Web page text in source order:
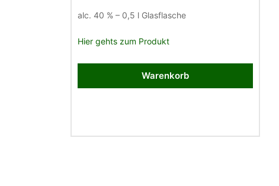
alc. 40 % – 0,5 l Glasflasche
Hier gehts zum Produkt
Warenkorb